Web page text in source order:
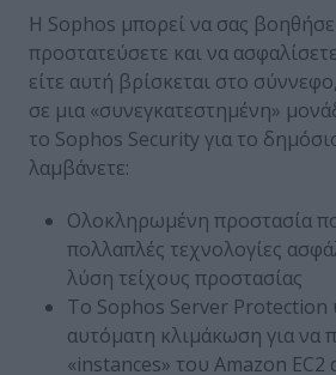
Η Sophos μπορεί να σας
προστατεύσετε και να
είτε αυτή βρίσκεται στο
σε μια «συνεγκατεστημένη»
το Sophos Security για το
λαμβάνετε:
Ολοκληρωμένη προστασία
πολλαπλές τεχνολογίες
λύση τείχους προστασίας
Το Sophos Server Protection
αυτόματη κλιμάκωση για να
«instances» του Amazon